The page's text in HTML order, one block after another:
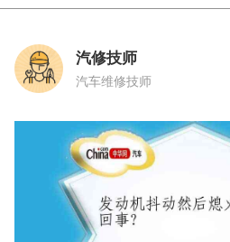
汽修技师
汽车维修技师